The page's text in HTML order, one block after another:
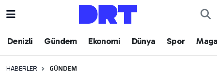
Denizli Gündem Ekonomi Dünya Spor
HABERLER GÜNDEM
Denizli
Gündem
Hava Durumu
Trafik Durumu